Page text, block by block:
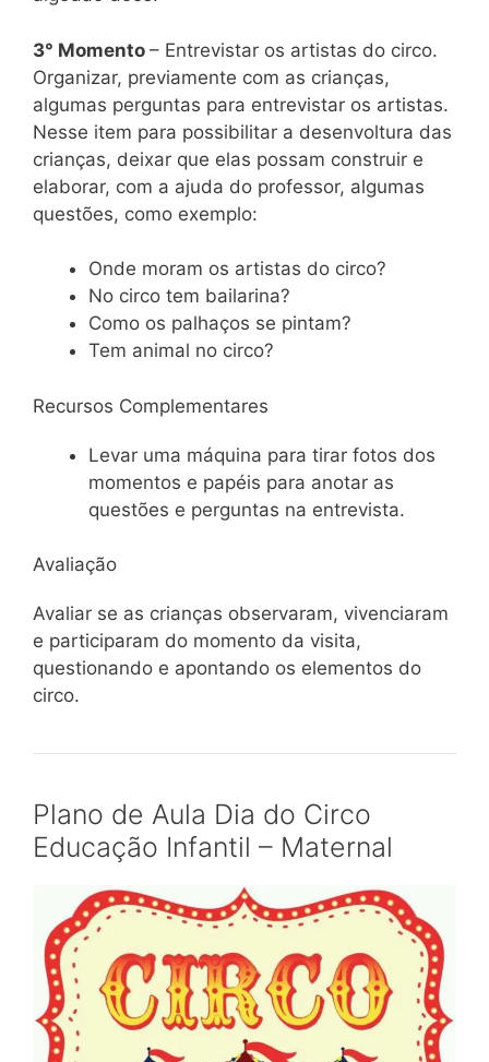
3° Momento – Entrevistar os artistas do circo.
Organizar, previamente com as crianças,
algumas perguntas para entrevistar os artistas.
Nesse item para possibilitar a desenvoltura das
crianças, deixar que elas possam construir e
elaborar, com a ajuda do professor, algumas
questões, como exemplo:
Onde moram os artistas do circo?
No circo tem bailarina?
Como os palhaços se pintam?
Tem animal no circo?
Recursos Complementares
Levar uma máquina para tirar fotos dos
momentos e papéis para anotar as
questões e perguntas na entrevista.
Avaliação
Avaliar se as crianças observaram, vivenciaram
e participaram do momento da visita,
questionando e apontando os elementos do
circo.
Plano de Aula Dia do Circo
Educação Infantil – Maternal